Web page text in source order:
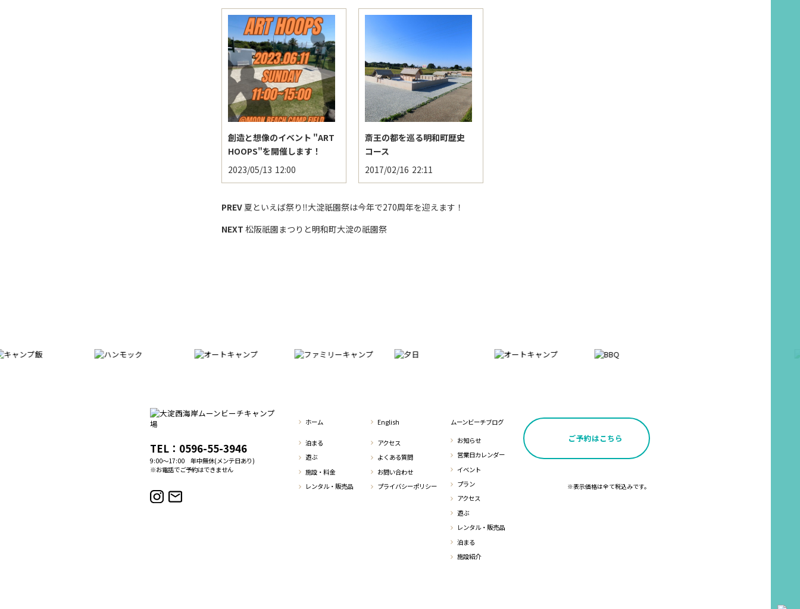
創造と想像のイベント "ART
HOOPS"を開催します！
2023/05/13 12:00
斎王の都を巡る明和町歴史
コース
2017/02/16 22:11
PREV 夏といえば祭り‼️大淀祇園祭は今年で270周年を迎えます！
NEXT 松阪祇園まつりと明和町大淀の祇園祭
TEL：0596-55-3946
9:00～17:00 年中無休(メンテ日あり)
※お電話でご予約はできません
ホーム
泊まる
遊ぶ
施設・料金
レンタル・販売品
English
アクセス
よくある質問
お問い合わせ
プライバシーポリシー
ムーンビーチブログ
お知らせ
営業日カレンダー
イベント
プラン
アクセス
遊ぶ
レンタル・販売品
泊まる
施設紹介
ご予約はこちら
※表示価格は全て税込みです。